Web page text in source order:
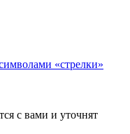
«стрелки»
с вами и уточнят